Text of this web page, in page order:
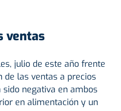
ventas
julio de este año frente
de las ventas a precios
negativa en ambos
en alimentación y un